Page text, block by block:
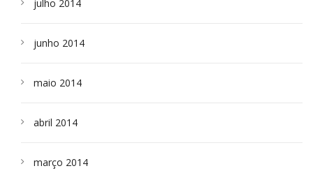
julho 2014
junho 2014
maio 2014
abril 2014
março 2014